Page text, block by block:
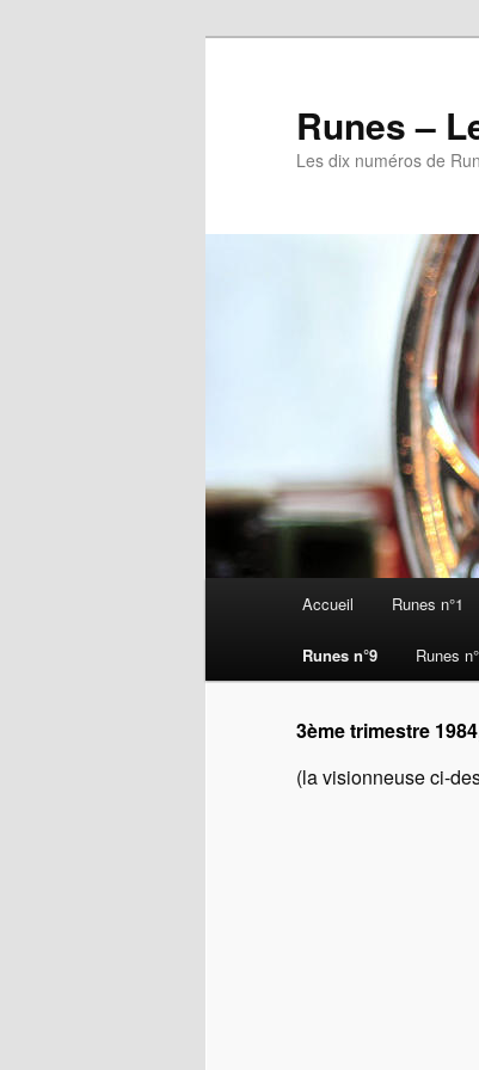
Runes –
Les dix numéros de
Aller
au
contenu
principal
Accueil Runes n°1
Runes n°9 Runes
3ème trimestre
(la visionneuse ci-